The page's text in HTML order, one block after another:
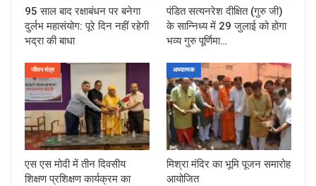
95 साल बाद रक्षाबंधन पर बनेगा
दुर्लभ महासंयोग: पूरे दिन नहीं रहेगी
भद्रा की बाधा
पंडित सत्यनरेश दीक्षित (गुरु जी)
के सान्निध्य में 29 जुलाई को होगा
भव्य गुरु पूर्णिमा…
जीवन मंत्र
एस एस मोदी में तीन दिवसीय
शिक्षण प्रशिक्षण कार्यक्रम का
अध्यात्मक
मिश्रा मंदिर का भूमि पूजन समारोह
आयोजित